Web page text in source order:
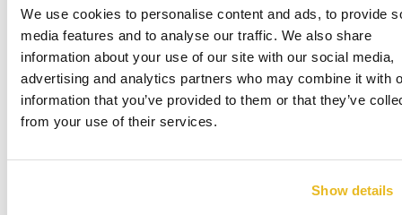
We use cookies to personalise content and ads, to provide
media features and to analyse our traffic. We also share
information about your use of our site with our social media,
advertising and analytics partners who may combine it with
information that you’ve provided to them or that they’ve
from your use of their services.
Show details
Hotel Melia Costa del Sol
Consulte Mais informação